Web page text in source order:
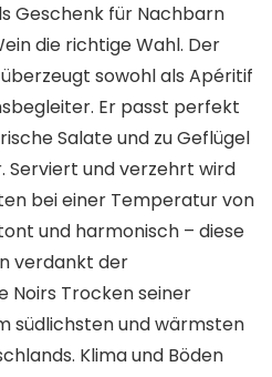
Geschenk für Nachbarn
die richtige Wahl. Der
sowohl als Apéritif
Er passt perfekt
Salate und zu Geflügel
Serviert und verzehrt wird
bei einer Temperatur von
und harmonisch – diese
verdankt der
Noirs Trocken seiner
südlichsten und wärmsten
Klima und Böden